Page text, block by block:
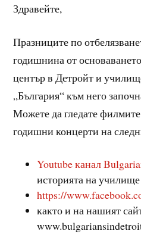
Здравейте,
Празниците по
годишнина от
център в Детройт и
„България“ към него
Можете да гледате
годишни концерти на
Youtube канал
историята на
https://
както и на нашият